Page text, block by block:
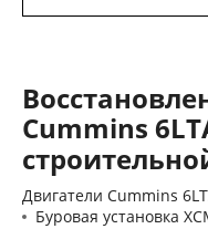
Cummins
Двигатели Cummins
Буровая установка